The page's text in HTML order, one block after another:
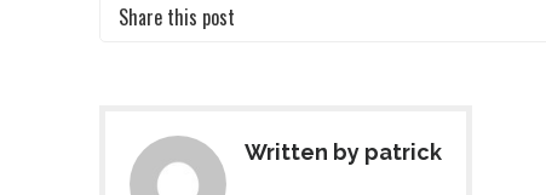
Share this post
Written by patrick